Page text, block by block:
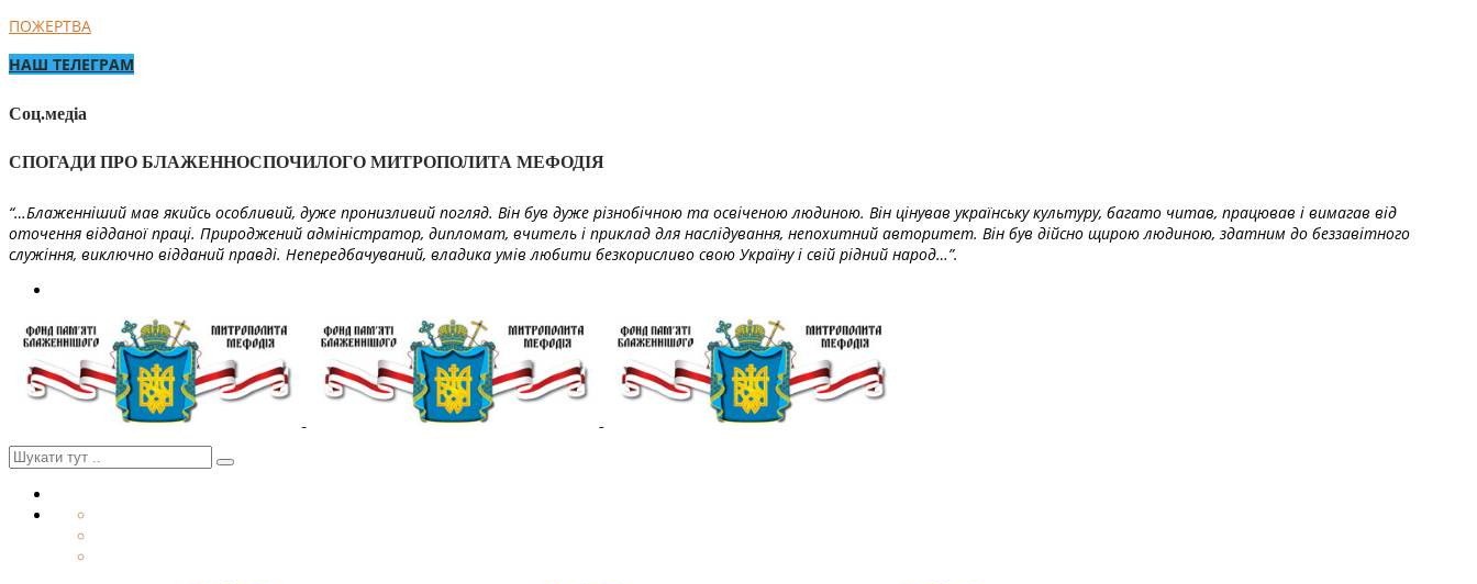
ПОЖЕРТВА
НАШ ТЕЛЕГРАМ
Соц.медіа
СПОГАДИ ПРО БЛАЖЕННОСПОЧИЛОГО МИТРОПОЛИТА МЕФОДІЯ
“…Блаженніший мав якийсь особливий, дуже пронизливий погляд. Він був дуже різнобічною та освіченою людиною. Він цінував українську культуру, багато читав, працював і вимагав від
оточення відданої праці. Природжений адміністратор, дипломат, вчитель і приклад для наслідування, непохитний авторитет. Він був дійсно щирою людиною, здатним до беззавітного
служіння, виключно відданий правді. Непередбачуваний, владика умів любити безкорисливо свою Україну і свій рідний народ…”.